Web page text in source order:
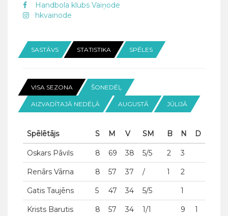
Handbola klubs Vaiņode
hkvainode
SASTĀVS STATISTIKA SPĒLES
VISA SEZONA ŠONEDĒĻ
AIZVADĪTAJĀ NEDĒĻĀ AUGUSTĀ JŪLIJĀ
Spēlētājs S M V SM B N D
Oskars Pāvils 8 69 38 5/5 2 3
Renārs Vārna 8 57 37 / 1 2
Gatis Taujēns 5 47 34 5/5 1
Krists Barutis 8 57 34 1/1 9 1